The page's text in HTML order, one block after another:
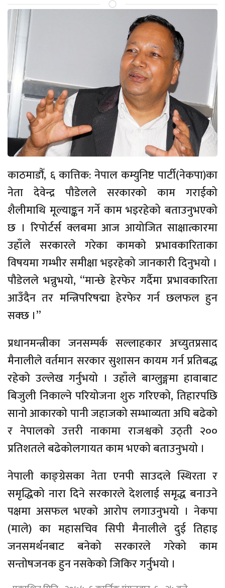
काठमाडौँ, ६ कात्तिक: नेपाल कम्युनिष्ट पार्टी(नेकपा)का
नेता देवेन्द्र पौडेलले सरकारको काम गराईको
शैलीमाथि मूल्याङ्कन गर्ने काम भइरहेको बताउनुभएको
छ । रिपोर्टर्स क्लबमा आज आयोजित साक्षात्कारमा
उहाँले सरकारले गरेका कामको प्रभावकारिताका
विषयमा गम्भीर समीक्षा भइरहेको जानकारी दिनुभयो ।
पौडेलले भन्नुभयो, “मान्छे हेरफेर गर्दैमा प्रभावकारिता
आउँदैन तर मन्त्रिपरिषद्मा हेरफेर गर्न छलफल हुन
सक्छ ।”
प्रधानमन्त्रीका जनसम्पर्क सल्लाहकार अच्युतप्रसाद
मैनालीले वर्तमान सरकार सुशासन कायम गर्न प्रतिबद्ध
रहेको उल्लेख गर्नुभयो । उहाँले बाग्लुङ्गमा हावाबाट
बिजुली निकाल्ने परियोजना शुरु गरिएको, तिहारपछि
सानो आकारको पानी जहाजको सम्भाव्यता अघि बढेको
र नेपालको उत्तरी नाकामा राजश्वको उठ्ती २००
प्रतिशतले बढेकोलगायत काम भएको बताउनुभयो ।
नेपाली काङ्ग्रेसका नेता एनपी साउदले स्थिरता र
समृद्धिको नारा दिने सरकारले देशलाई समृद्ध बनाउने
पक्षमा असफल भएको आरोप लगाउनुभयो । नेकपा
(माले) का महासचिव सिपी मैनालीले दुई तिहाइ
जनसमर्थनबाट बनेको सरकारले गरेको काम
सन्तोषजनक हुन नसकेको जिकिर गर्नुभयो ।